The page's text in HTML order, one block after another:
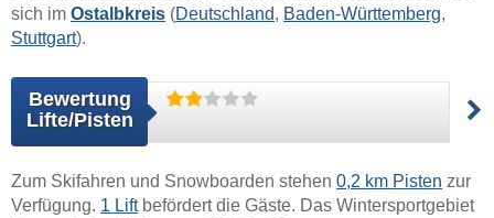
sich im Ostalbkreis (Deutschland, Baden-Württemberg,
Stuttgart).
Bewertung
Lifte/Pisten
Zum Skifahren und Snowboarden stehen 0,2 km Pisten zur
Verfügung. 1 Liftbefördert die Gäste. Das Wintersportgebiet